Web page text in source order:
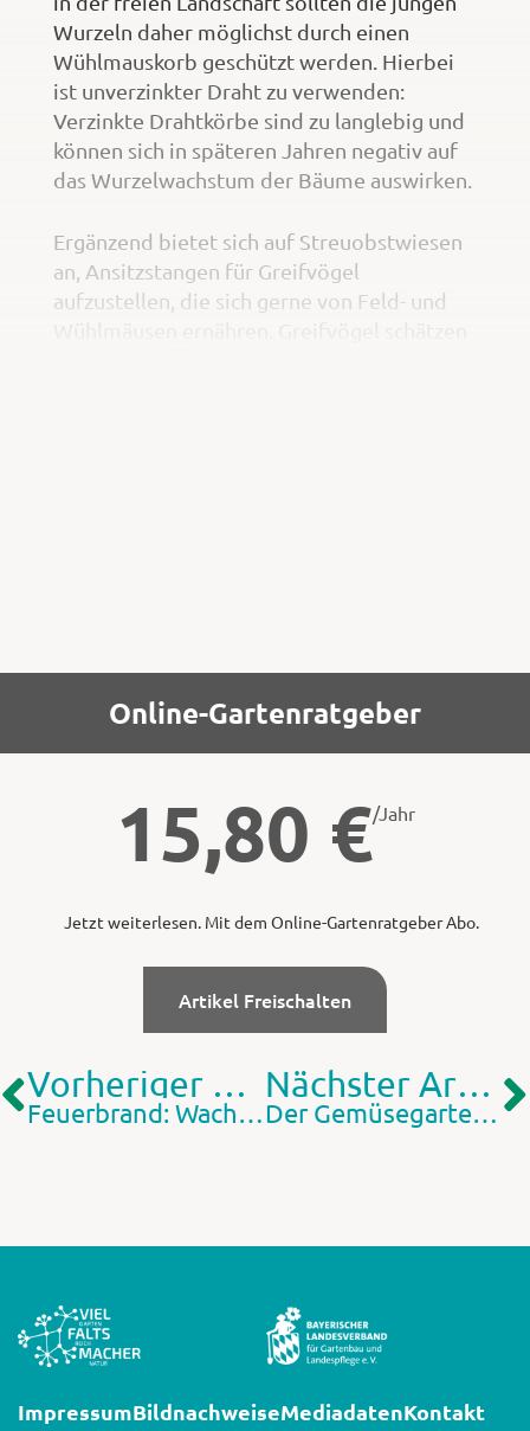
Wurzeln daher möglichst durch einen
Wühlmauskorb geschützt werden. Hierbei
ist unverzinkter Draht zu verwenden:
Verzinkte Drahtkörbe sind zu langlebig und
können sich in späteren Jahren negativ auf
das Wurzelwachstum der Bäume auswirken.
Ergänzend bietet sich auf Streuobstwiesen
an, Ansitzstangen für Greifvögel
aufzustellen, die sich gerne von Feld- und
Online-Gartenratgeber
15,80 €/Jahr
Jetzt weiterlesen. Mit dem Online-Gartenratgeber Abo.
Artikel Freischalten
Vorheriger Artikel
Feuerbrand: Wachsam bleiben
Nächster Artikel
Der Gemüsegarten 2021 im Rückblick
ImpressumBildnachweiseMediadatenKontakt